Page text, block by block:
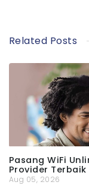
Related Posts
Pasang WiFi
Provider Terbaik
Aug 05, 2026